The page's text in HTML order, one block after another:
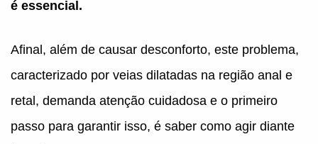
é essencial.
Afinal, além de causar desconforto, este problema,
caracterizado por veias dilatadas na região anal e
retal, demanda atenção cuidadosa e o primeiro
passo para garantir isso, é saber como agir diante